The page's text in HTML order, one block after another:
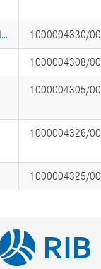
1000004330/
1000004308/
1000004305/
1000004326/
1000004325/